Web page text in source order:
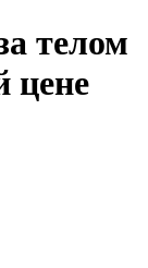
телом
цене